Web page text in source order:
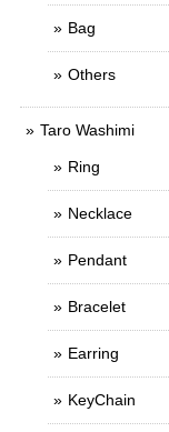
Bag
Others
Taro Washimi
Ring
Necklace
Pendant
Bracelet
Earring
KeyChain